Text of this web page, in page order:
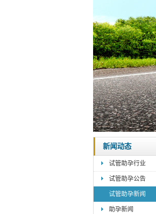
新闻动态
试管助孕行业
试管助孕公告
试管助孕新闻
助孕新闻